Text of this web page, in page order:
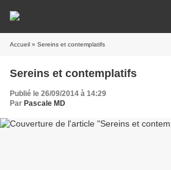
Accueil » Sereins et contemplatifs
Sereins et contemplatifs
Publié le 26/09/2014 à 14:29
Par Pascale MD